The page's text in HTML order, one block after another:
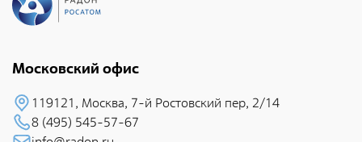
Московский офис
119121, Москва, 7-й Pостовский пеp, 2/14
8 (495) 545-57-67